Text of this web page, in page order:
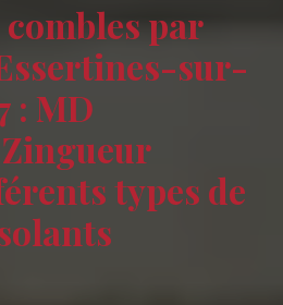
par
sur-
: MD
types de